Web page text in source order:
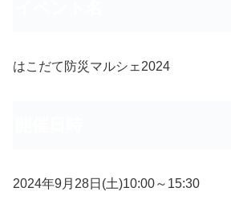
はこだて防災マルシェ2024
2024年9月28日(土)10:00～15:30